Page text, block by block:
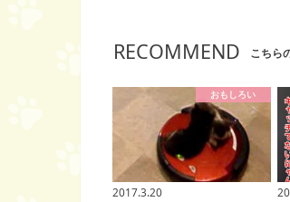
RECOMMEND こちら
おもしろい
2017.3.20